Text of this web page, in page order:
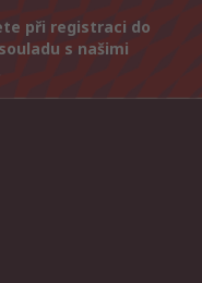
při registraci do
s našimi